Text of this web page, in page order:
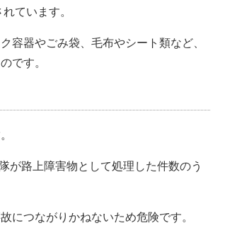
ています。
容器やごみ袋、毛布やシート類など、
です。
が路上障害物として処理した件数のう
につながりかねないため危険です。